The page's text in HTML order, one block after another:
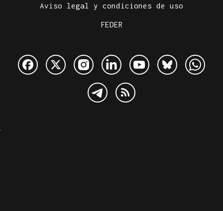
Aviso legal y condiciones de uso
FEDER